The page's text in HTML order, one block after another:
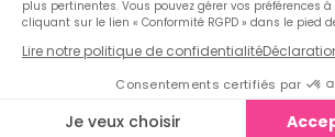
Cookies
Français